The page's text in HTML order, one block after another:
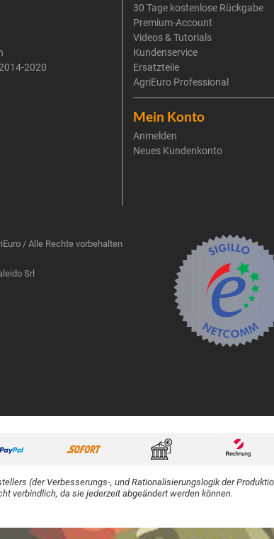
2020
30 Tage kostenlose Rückgabe
Premium-Account
Videos & Tutorials
Kundenservice
Ersatzteile
AgriEuro Professional
Mein Konto
Anmelden
Neues Kundenkonto
/ Alle Rechte vorbehalten
Srl
(der Verbesserungs-, und Rationalisierungslogik der
verbindlich, da sie jederzeit abgeändert werden können.